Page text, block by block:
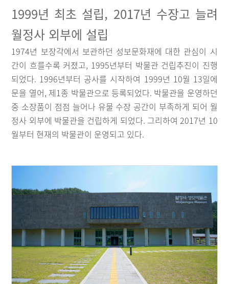
1999년 최초 설립, 2017년 수장고 늘려
월정사 외부에 설립
1974년 보장각에서 보관하던 성보문화재에 대한 관심이 시
간이 흐를수록 커졌고, 1995년부터 박물관 건립추진이 진행
되었다. 1996년부터 공사를 시작하여 1999년 10월 13일에
문을 열어, 제1종 박물관으로 등록되었다. 박물관을 운영하던
중 소장품이 점점 늘어나 유물 수장 공간이 부족하게 되어 월
정사 외부에 박물관을 건립하게 되었다. 그리하여 2017년 10
월부터 현재의 박물관이 운영되고 있다.